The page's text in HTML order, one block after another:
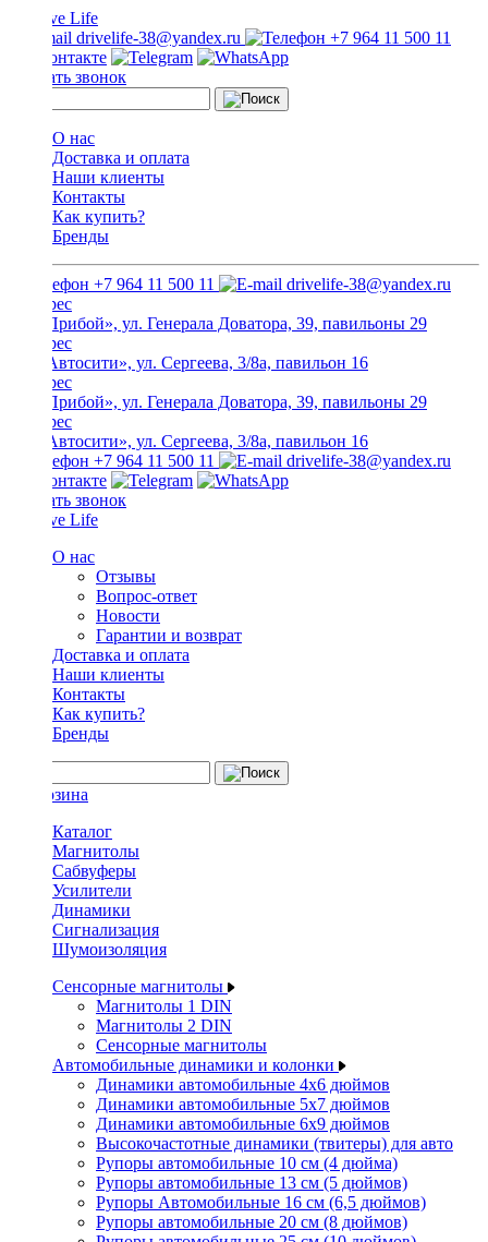
drivelife-38@yandex.ru +7 964 11 500 11
Заказать звонок
О нас
Доставка и оплата
Наши клиенты
Контакты
Как купить?
Бренды
+7 964 11 500 11 drivelife-38@yandex.ru
ТЦ «Прибой», ул. Генерала Доватора, 39, павильоны 29
ТЦ «Автосити», ул. Сергеева, 3/8а, павильон 16
ТЦ «Прибой», ул. Генерала Доватора, 39, павильоны 29
ТЦ «Автосити», ул. Сергеева, 3/8а, павильон 16
+7 964 11 500 11
drivelife-38@yandex.ru
Заказать звонок
О нас
Отзывы
Вопрос-ответ
Новости
Гарантии и возврат
Доставка и оплата
Наши клиенты
Контакты
Как купить?
Бренды
Каталог
Магнитолы
Сабвуферы
Усилители
Динамики
Сигнализация
Шумоизоляция
Сенсорные магнитолы
Магнитолы 1 DIN
Магнитолы 2 DIN
Сенсорные магнитолы
Автомобильные динамики и колонки
Динамики автомобильные 4x6 дюймов
Динамики автомобильные 5x7 дюймов
Динамики автомобильные 6x9 дюймов
Высокочастотные динамики (твитеры) для авто
Рупоры автомобильные 10 см (4 дюйма)
Рупоры автомобильные 13 см (5 дюймов)
Рупоры Автомобильные 16 см (6,5 дюймов)
Рупоры автомобильные 20 см (8 дюймов)